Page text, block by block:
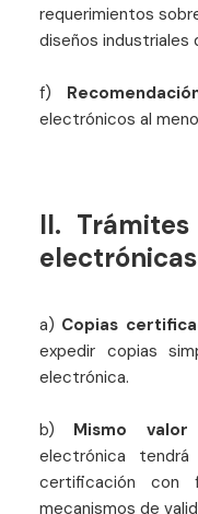
requerimientos
diseños industriales
f)
electrónicos al
II.
a) Copias
expedir copias
electrónica.
b) Mismo
electrónica
certificación con
mecanismos de